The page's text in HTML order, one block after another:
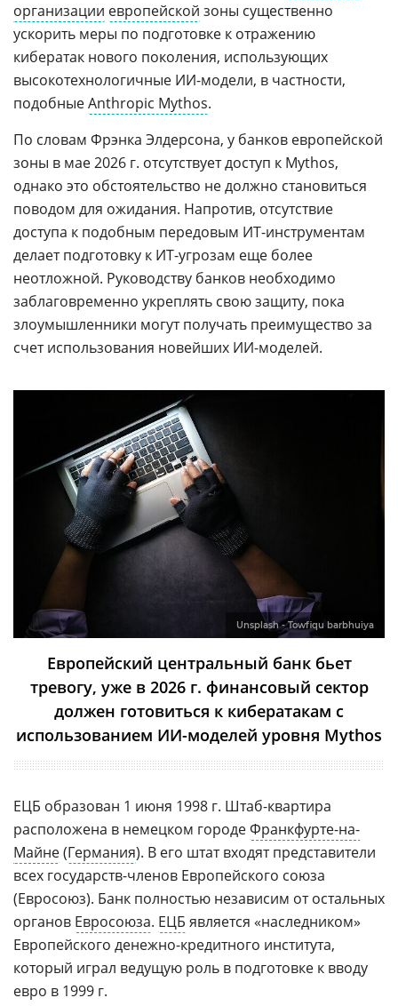
организации европейской зоны существенно
ускорить меры по подготовке к отражению
кибератак нового поколения, использующих
высокотехнологичные ИИ-модели, в частности,
подобныеAnthropic Mythos.
По словам Фрэнка Элдерсона, у банков европейской
зоны в мае 2026 г. отсутствует доступ к Mythos,
однако это обстоятельство не должно становиться
поводом для ожидания. Напротив, отсутствие
доступа к подобным передовым ИТ-инструментам
делает подготовку к ИТ-угрозам еще более
неотложной. Руководству банков необходимо
заблаговременно укреплять свою защиту, пока
злоумышленники могут получать преимущество за
счет использования новейших ИИ-моделей.
Unsplash - Towfiqu barbhuiya
Европейский центральный банк бьет
тревогу, уже в 2026 г. финансовый сектор
должен готовиться к кибератакам с
использованием ИИ-моделей уровня Mythos
ЕЦБ образован 1 июня 1998 г. Штаб-квартира
расположена в немецком городеФранкфурте-на-
Майне(Германия). В его штат входят представители
всех государств-членов Европейского союза
(Евросоюз). Банк полностью независим от остальных
органов Евросоюза. ЕЦБ является «наследником»
Европейского денежно-кредитного института,
который играл ведущую роль в подготовке к вводу
евро в 1999 г.